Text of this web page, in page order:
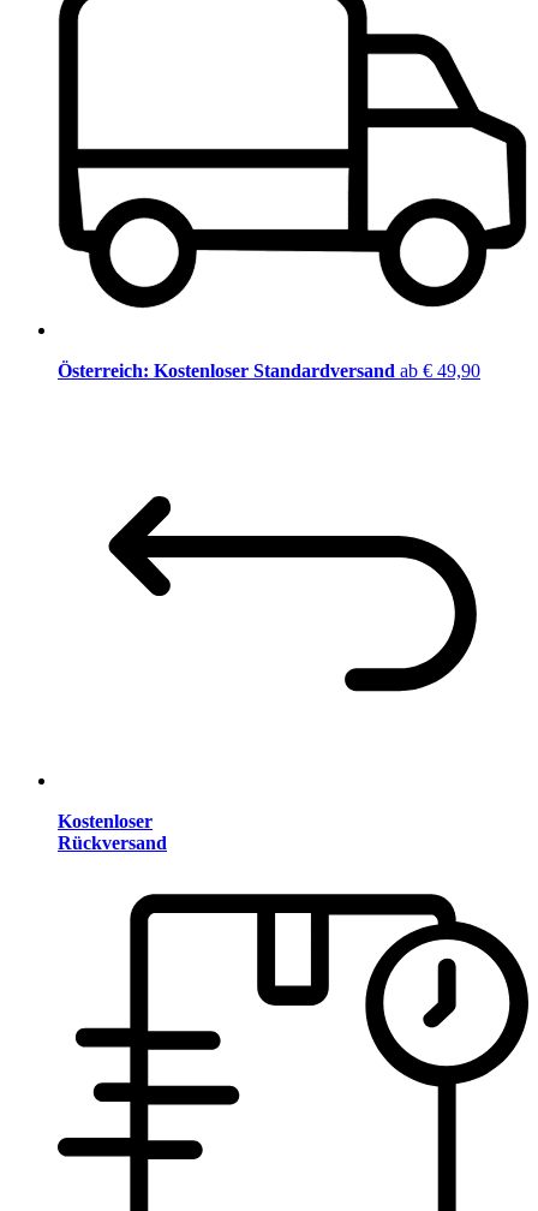
Österreich: Kostenloser Standardversand ab € 49,90
Kostenloser
Rückversand